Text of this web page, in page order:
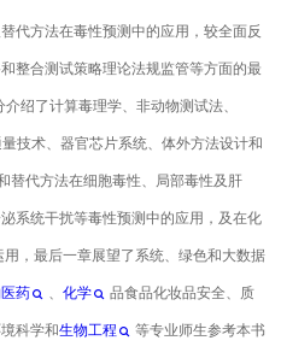
代方法在毒性预测中的应用，较全面反
整合测试策略理论法规监管等方面的最
绍了计算毒理学、非动物测试法、
技术、器官芯片系统、体外方法设计和
替代方法在细胞毒性、局部毒性及肝
系统干扰等毒性预测中的应用，及在化
用，最后一章展望了系统、绿色和大数据
药 、 化学 品食品化妆品安全、质
科学和生物工程 等专业师生参考本书